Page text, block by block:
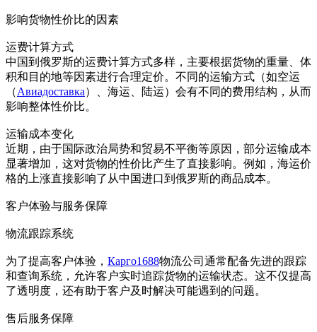
影响货物性价比的因素
运费计算方式
中国到俄罗斯的运费计算方式多样，主要根据货物的重量、体
积和目的地等因素进行合理定价。不同的运输方式（如空运
（Авиадоставка）、海运、陆运）会有不同的费用结构，从而
影响整体性价比。
运输成本变化
近期，由于国际政治局势和贸易不平衡等原因，部分运输成本
显著增加，这对货物的性价比产生了直接影响。例如，海运价
格的上涨直接影响了从中国进口到俄罗斯的商品成本。
客户体验与服务保障
物流跟踪系统
为了提高客户体验， Карго1688物流公司通常配备先进的跟踪
和查询系统，允许客户实时追踪货物的运输状态。这不仅提高
了透明度，还有助于客户及时解决可能遇到的问题。
售后服务保障